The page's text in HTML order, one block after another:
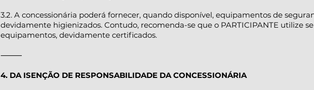
3.2. A concessionária poderá fornecer, quando disponível, equipamentos de
devidamente higienizados. Contudo, recomenda-se que o PARTICIPANTE utilize
equipamentos, devidamente certificados.
⸻
4. DA ISENÇÃO DE RESPONSABILIDADE DA CONCESSIONÁRIA